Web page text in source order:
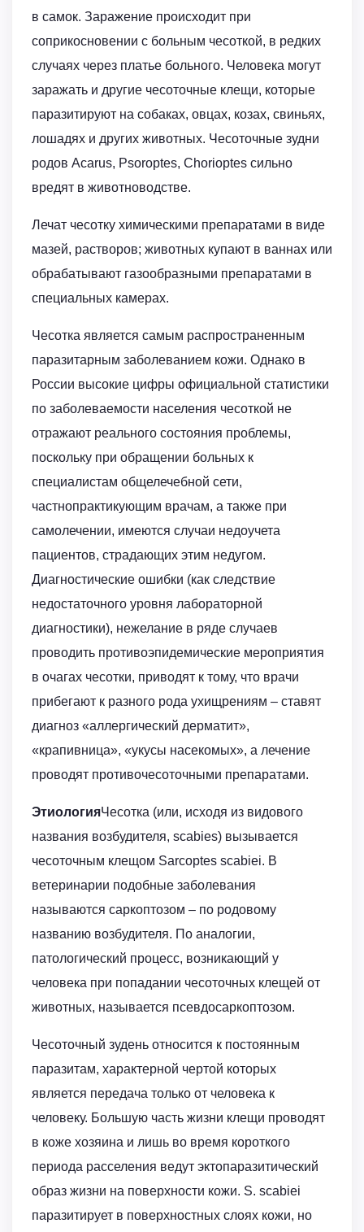
в самок. Заражение происходит при
соприкосновении с больным чесоткой, в редких
случаях через платье больного. Человека могут
заражать и другие чесоточные клещи, которые
паразитируют на собаках, овцах, козах, свиньях,
лошадях и других животных. Чесоточные зудни
родов Acarus, Psoroptes, Chorioptes сильно
вредят в животноводстве.
Лечат чесотку химическими препаратами в виде
мазей, растворов; животных купают в ваннах или
обрабатывают газообразными препаратами в
специальных камерах.
Чесотка является самым распространенным
паразитарным заболеванием кожи. Однако в
России высокие цифры официальной статистики
по заболеваемости населения чесоткой не
отражают реального состояния проблемы,
поскольку при обращении больных к
специалистам общелечебной сети,
частнопрактикующим врачам, а также при
самолечении, имеются случаи недоучета
пациентов, страдающих этим недугом.
Диагностические ошибки (как следствие
недостаточного уровня лабораторной
диагностики), нежелание в ряде случаев
проводить противоэпидемические мероприятия
в очагах чесотки, приводят к тому, что врачи
прибегают к разного рода ухищрениям – ставят
диагноз «аллергический дерматит»,
«крапивница», «укусы насекомых», а лечение
проводят противочесоточными препаратами.
ЭтиологияЧесотка (или, исходя из видового
названия возбудителя, scabies) вызывается
чесоточным клещом Sarcoptes scabiei. В
ветеринарии подобные заболевания
называются саркоптозом – по родовому
названию возбудителя. По аналогии,
патологический процесс, возникающий у
человека при попадании чесоточных клещей от
животных, называется псевдосаркоптозом.
Чесоточный зудень относится к постоянным
паразитам, характерной чертой которых
является передача только от человека к
человеку. Большую часть жизни клещи проводят
в коже хозяина и лишь во время короткого
периода расселения ведут эктопаразитический
образ жизни на поверхности кожи. S. scabiei
паразитирует в поверхностных слоях кожи, но